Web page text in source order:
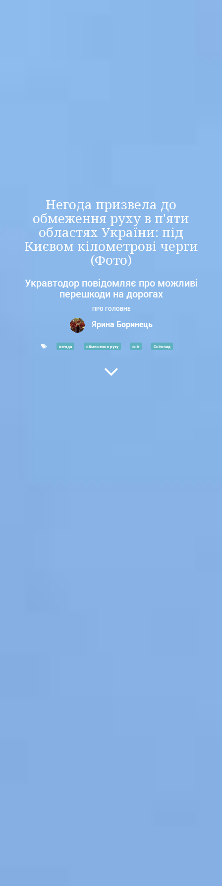
Негода призвела до
обмеження руху в п'яти
областях України: під
Києвом кілометрові черги
(Фото)
Укравтодор повідомляє про можливі
перешкоди на дорогах
ПРО ГОЛОВНЕ
Ярина Боринець
негода обмеження руху сніг Снігопад